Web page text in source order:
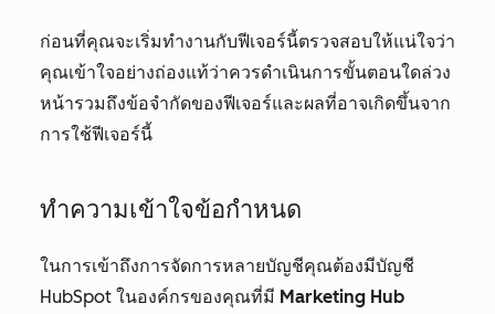
ก่อนที่คุณจะเริ่มทำงานกับฟีเจอร์นี้ตรวจสอบให้แน่ใจว่า
คุณเข้าใจอย่างถ่องแท้ว่าควรดำเนินการขั้นตอนใดล่วง
หน้ารวมถึงข้อจำกัดของฟีเจอร์และผลที่อาจเกิดขึ้นจาก
การใช้ฟีเจอร์นี้
ทำความเข้าใจข้อกำหนด
ในการเข้าถึงการจัดการหลายบัญชีคุณต้องมีบัญชี
HubSpot ในองค์กรของคุณที่มี Marketing Hub